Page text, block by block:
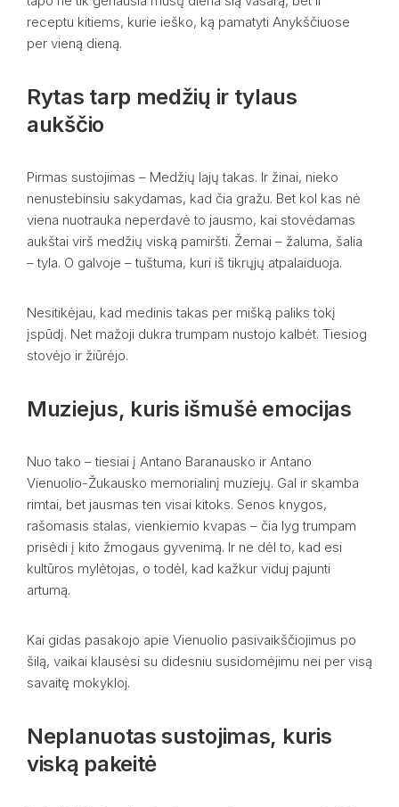
receptu kitiems, kurie ieško, ką pamatyti Anykščiuose
per vieną dieną.
Rytas tarp medžių ir tylaus
aukščio
Pirmas sustojimas – Medžių lajų takas. Ir žinai, nieko
nenustebinsiu sakydamas, kad čia gražu. Bet kol kas nė
viena nuotrauka neperdavė to jausmo, kai stovėdamas
aukštai virš medžių viską pamiršti. Žemai – žaluma, šalia
– tyla. O galvoje – tuštuma, kuri iš tikrųjų atpalaiduoja.
Nesitikėjau, kad medinis takas per mišką paliks tokį
įspūdį. Net mažoji dukra trumpam nustojo kalbėt. Tiesiog
stovėjo ir žiūrėjo.
Muziejus, kuris išmušė emocijas
Nuo tako – tiesiai į Antano Baranausko ir Antano
Vienuolio-Žukausko memorialinį muziejų. Gal ir skamba
rimtai, bet jausmas ten visai kitoks. Senos knygos,
rašomasis stalas, vienkiemio kvapas – čia lyg trumpam
prisėdi į kito žmogaus gyvenimą. Ir ne dėl to, kad esi
kultūros mylėtojas, o todėl, kad kažkur viduj pajunti
artumą.
Kai gidas pasakojo apie Vienuolio pasivaikščiojimus po
šilą, vaikai klausėsi su didesniu susidomėjimu nei per visą
savaitę mokykloj.
Neplanuotas sustojimas, kuris
viską pakeitė